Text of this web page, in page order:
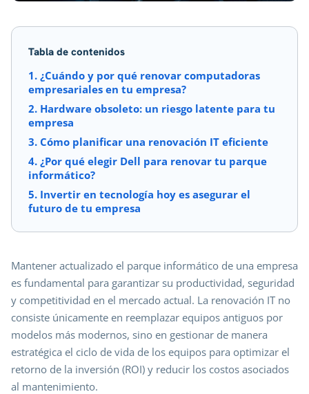
Tabla de contenidos
1. ¿Cuándo y por qué renovar computadoras
empresariales en tu empresa?
2. Hardware obsoleto: un riesgo latente para tu
empresa
3. Cómo planificar una renovación IT eficiente
4. ¿Por qué elegir Dell para renovar tu parque
informático?
5. Invertir en tecnología hoy es asegurar el
futuro de tu empresa
Mantener actualizado el parque informático de una empresa
es fundamental para garantizar su productividad, seguridad
y competitividad en el mercado actual. La renovación IT no
consiste únicamente en reemplazar equipos antiguos por
modelos más modernos, sino en gestionar de manera
estratégica el ciclo de vida de los equipos para optimizar el
retorno de la inversión (ROI) y reducir los costos asociados
al mantenimiento.